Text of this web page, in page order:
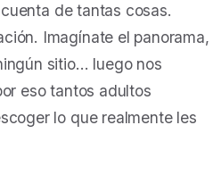
de tantas cosas.
Imagínate el panorama,
sitio… luego nos
eso tantos adultos
lo que realmente les